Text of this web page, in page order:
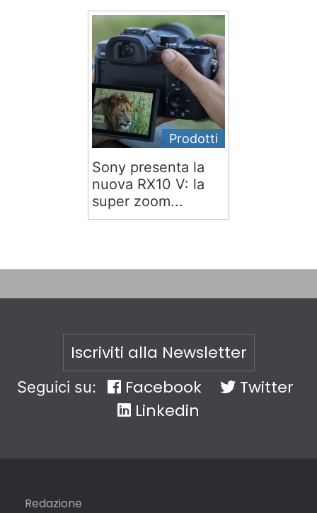
Prodotti
Sony presenta la
nuova RX10 V: la
super zoom...
Iscriviti alla Newsletter
Seguici su: Facebook
Twitter
Linkedin
Redazione